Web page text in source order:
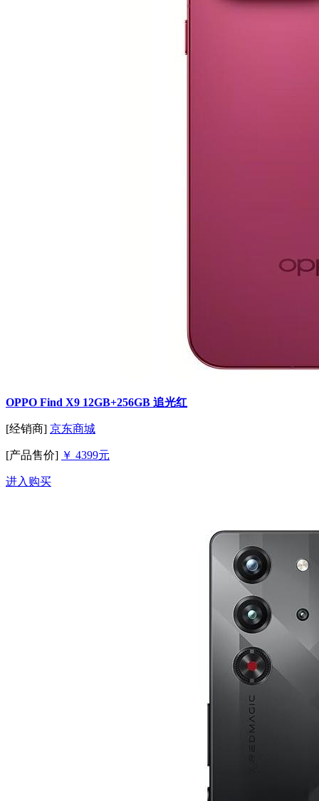
OPPO Find X9 12GB+256GB 追光红
[经销商] 京东商城
[产品售价] ￥ 4399元
进入购买